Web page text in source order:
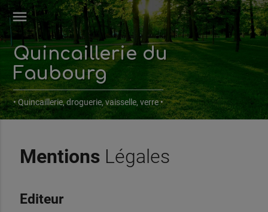
menu
Quincaillerie du
Faubourg
• Quincaillerie, droguerie, vaisselle, verre •
MentionsLégales
Editeur